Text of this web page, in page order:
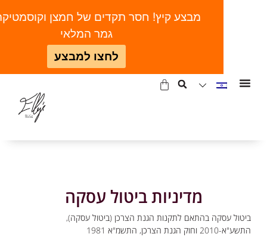
מדיניות ביטול עסקה
עסקה בהתאם לתקנות הגנת הצרכן (ביטול עסקה),
וחוק הגנת הצרכן, התשמ"א 1981
מבצע קיץ! חסר תקדים של חמצן וקוסמטיקה |
גמר המלאי
לחצו למבצע